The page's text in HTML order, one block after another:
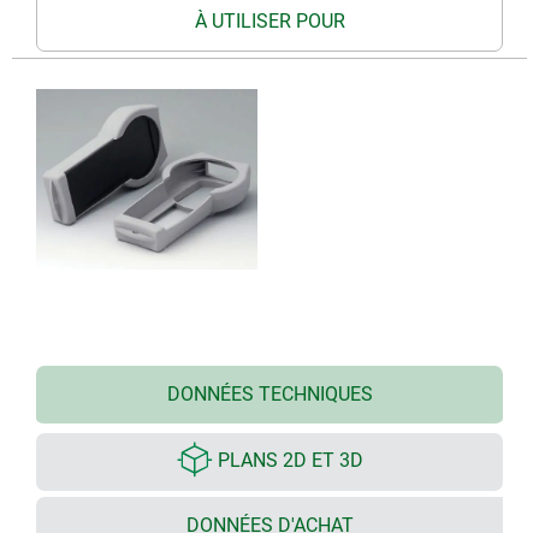
À UTILISER POUR
DONNÉES TECHNIQUES
PLANS 2D ET 3D
DONNÉES D'ACHAT